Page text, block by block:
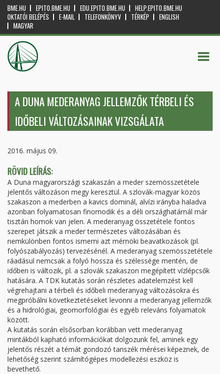
BME.HU EPITO.BME.HU EDU.EPITO.BME.HU
HELP.EPITO.BME.HU
OKTATÓI BELÉPÉS
E-MAIL TELEFONKÖNYV TÉRKÉP
ENGLISH
MAGYAR
A DUNA MEDERANYAG JELLEMZŐK TÉRBELI ÉS
IDŐBELI VÁLTOZÁSAINAK VIZSGÁLATA
2016. május 09.
RÖVID LEÍRÁS:
A Duna magyarországi szakaszán a meder szemösszetétele
jelentős változáson megy keresztül. A szlovák-magyar közös
szakaszon a mederben a kavics dominál, alvízi irányba haladva
azonban folyamatosan finomodik és a déli országhatárnál már
tisztán homok van jelen. A mederanyag összetétele fontos
szerepet játszik a meder természetes változásában és
nemkülönben fontos ismerni azt mérnöki beavatkozások (pl.
folyószabályozás) tervezésénél. A mederanyag szemösszetétele
ráadásul nemcsak a folyó hossza és szélessége mentén, de
időben is változik, pl. a szlovák szakaszon megépített vízlépcsők
hatására. A TDK kutatás során részletes adatelemzést kell
végrehajtani a térbeli és időbeli mederanyag változásokra és
megpróbálni következtetéseket levonni a mederanyag jellemzők
és a hidrológiai, geomorfológiai és egyéb releváns folyamatok
között.
A kutatás során elsősorban korábban vett mederanyag
mintákból kapható információkat dolgozunk fel, aminek egy
jelentős részét a témát gondozó tanszék mérései képeznek, de
lehetőség szerint számítógépes modellezési eszköz is
bevethető.